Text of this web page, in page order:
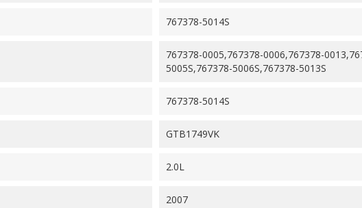
767378-5014S
767378-0005,767378-0006,767378-
5005S,767378-5006S,767378-5013S
767378-5014S
GTB1749VK
2.0L
2007